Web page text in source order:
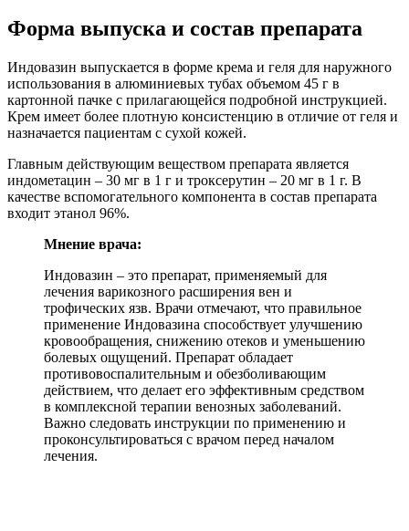
Форма выпуска и состав препарата
Индовазин выпускается в форме крема и геля для наружного
использования в алюминиевых тубах объемом 45 г в
картонной пачке с прилагающейся подробной инструкцией.
Крем имеет более плотную консистенцию в отличие от геля и
назначается пациентам с сухой кожей.
Главным действующим веществом препарата является
индометацин – 30 мг в 1 г и троксерутин – 20 мг в 1 г. В
качестве вспомогательного компонента в состав препарата
входит этанол 96%.
Мнение врача:
Индовазин – это препарат, применяемый для
лечения варикозного расширения вен и
трофических язв. Врачи отмечают, что правильное
применение Индовазина способствует улучшению
кровообращения, снижению отеков и уменьшению
болевых ощущений. Препарат обладает
противовоспалительным и обезболивающим
действием, что делает его эффективным средством
в комплексной терапии венозных заболеваний.
Важно следовать инструкции по применению и
проконсультироваться с врачом перед началом
лечения.